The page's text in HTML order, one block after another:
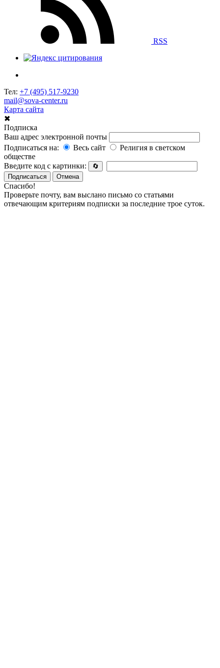
RSS
Тел: +7 (495) 517-9230
mail@sova-center.ru
Карта сайта
✖
Подписка
Ваш адрес электронной почты
Подписаться на:
Весь сайт
Религия в светском
обществе
Введите код с картинки:
🔄
Подписаться
Отмена
Спасибо!
Проверьте почту, вам выслано письмо со статьями
отвечающим критериям подписки за последние трое суток.